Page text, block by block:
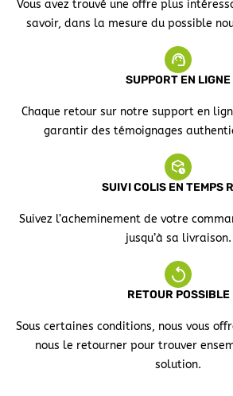
Vous avez trouvé une offre plus
savoir, dans la mesure du possible
SUPPORT EN LIGNE
Chaque retour sur notre support en
garantir des témoignages
SUIVI COLIS EN TEMPS
Suivez l’acheminement de votre
jusqu’à sa livraison.
RETOUR POSSIBLE
Sous certaines conditions, nous vous
nous le retourner pour trouver
solution.